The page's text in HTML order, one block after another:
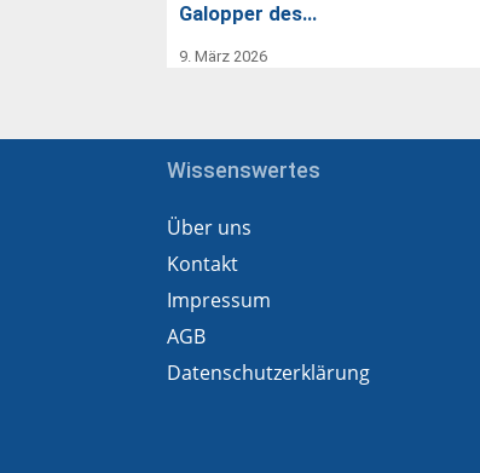
Galopper des…
9. März 2026
Wissenswertes
Über uns
Kontakt
Impressum
AGB
Datenschutzerklärung